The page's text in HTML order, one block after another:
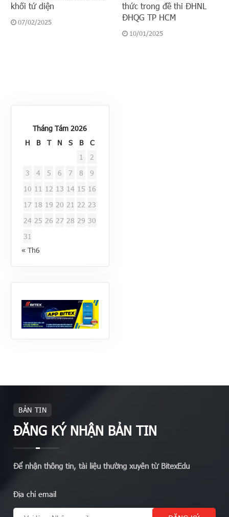
khối tứ diện
07/02/2025
thức trong đề thi ĐHNL
ĐHQG TP HCM
10/01/2025
Tháng Tám 2026
H
B T N S B
C
1
2
3
4 5 6 7 8
9
10 11 12 13 14 15 16
17 18 19 20 21 22 23
24 25 26 27 28 29 30
31
« Th6
BẢN TIN
ĐĂNG KÝ NHẬN BẢN TIN
Để nhận thông tin, tài liệu thường xuyên từ BitexEdu
Địa chỉ email